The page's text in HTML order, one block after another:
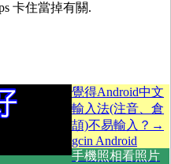
卡住當掉有關.
覺得Android中文
輸入法(注音、倉
頡)不易輸入？→
gcin Android
手機照相看照片